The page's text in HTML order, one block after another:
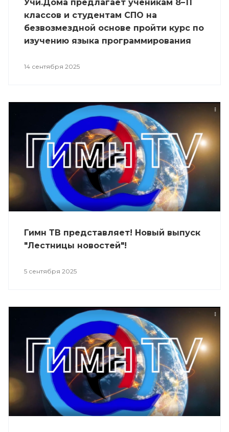
Учи.Дома предлагает ученикам 8–11
классов и студентам СПО на
безвозмездной основе пройти курс по
изучению языка программирования
продвинутого уровня сложности.
14 сентября 2025
Гимн ТВ представляет! Новый выпуск
"Лестницы новостей"!
5 сентября 2025